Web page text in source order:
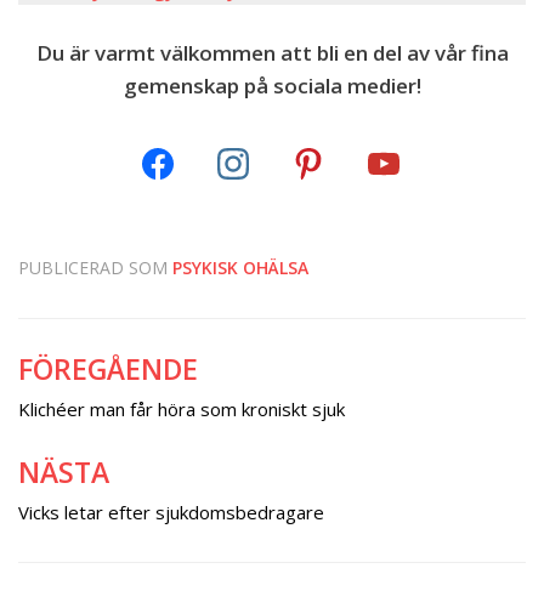
Du är varmt välkommen att bli en del av vår fina
gemenskap på sociala medier!
PUBLICERAD SOM PSYKISK OHÄLSA
Inläggsnavigering
FÖREGÅENDE
Klichéer man får höra som kroniskt sjuk
NÄSTA
Vicks letar efter sjukdomsbedragare